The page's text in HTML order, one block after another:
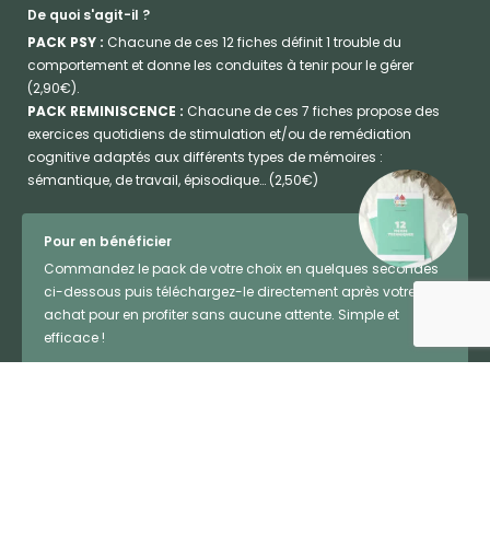
De quoi s'agit-il ?
PACK PSY : Chacune de ces 12 fiches définit 1 trouble du
comportement et donne les conduites à tenir pour le gérer
(2,90€).
PACK REMINISCENCE : Chacune de ces 7 fiches propose des
exercices quotidiens de stimulation et/ou de remédiation
cognitive adaptés aux différents types de mémoires :
sémantique, de travail, épisodique… (2,50€)
Pour en bénéficier
Commandez le pack de votre choix en quelques secondes
ci-dessous puis téléchargez-le directement après votre
achat pour en profiter sans aucune attente. Simple et
efficace !